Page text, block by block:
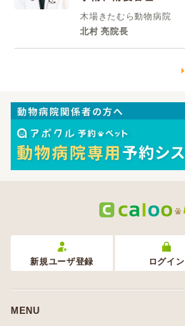
木場きたむら動物病院
北村 亮院長
新規ユーザ登録 ログイン
MENU